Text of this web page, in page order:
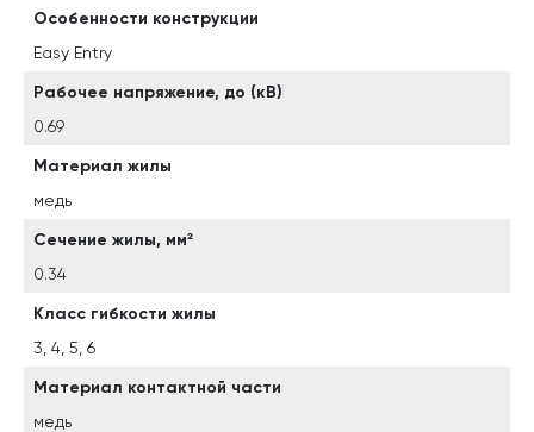
Особенности конструкции
Easy Entry
Рабочее напряжение, до (кВ)
0.69
Материал жилы
медь
Сечение жилы, мм²
0.34
Класс гибкости жилы
3, 4, 5, 6
Материал контактной части
медь